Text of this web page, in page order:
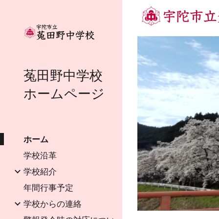
菟田野中学校
ホームページ
ホーム
学校沿革
学校紹介
年間行事予定
学校からの連絡